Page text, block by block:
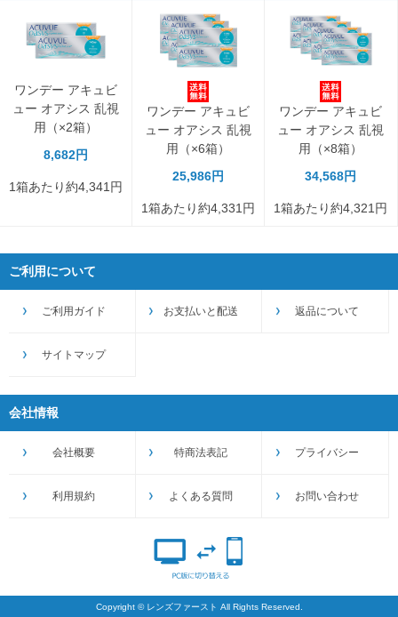
ワンデー アキュビ
ュー オアシス 乱視
用（×2箱）
8,682円
1箱あたり約4,341円
ワンデー アキュビ
ュー オアシス 乱視
用（×6箱）
25,986円
1箱あたり約4,331円
ワンデー アキュビ
ュー オアシス 乱視
用（×8箱）
34,568円
1箱あたり約4,321円
ご利用について
ご利用ガイド お支払いと配送 返品について
サイトマップ
会社情報
会社概要 特商法表記 プライバシー
利用規約 よくある質問 お問い合わせ
Copyright © レンズファースト All Rights Reserved.